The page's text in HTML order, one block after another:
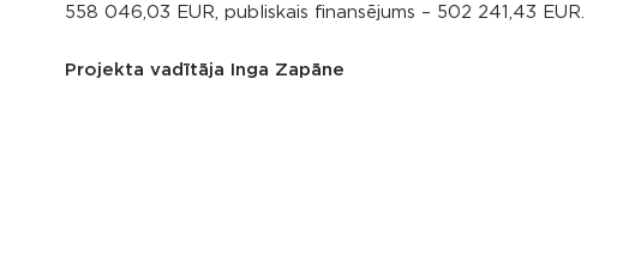
558 046,03 EUR, publiskais finansējums – 502 241,43 EUR.
Projekta vadītāja Inga Zapāne